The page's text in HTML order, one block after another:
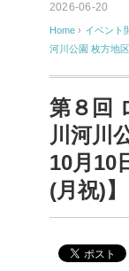
2026-06-20
Home › イベント
河川公園 枚方地
第８回
川河川
10月10
(月祝)】